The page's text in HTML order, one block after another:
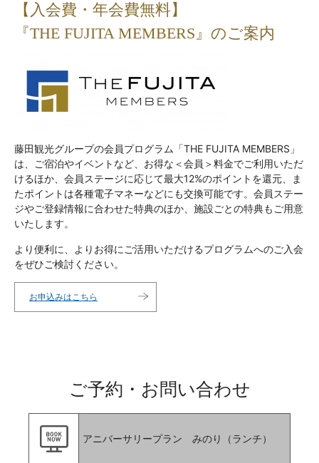
【入会費・年会費無料】
『THE FUJITA MEMBERS』のご案内
藤田観光グループの会員プログラム「THE FUJITA MEMBERS」
は、ご宿泊やイベントなど、お得な＜会員＞料金でご利用いただ
けるほか、会員ステージに応じて最大12%のポイントを還元、ま
たポイントは各種電子マネーなどにも交換可能です。会員ステー
ジやご登録情報に合わせた特典のほか、施設ごとの特典もご用意
いたします。
より便利に、よりお得にご活用いただけるプログラムへのご入会
をぜひご検討ください。
お申込みはこちら
ご予約・お問い合わせ
アニバーサリープラン みのり（ランチ）